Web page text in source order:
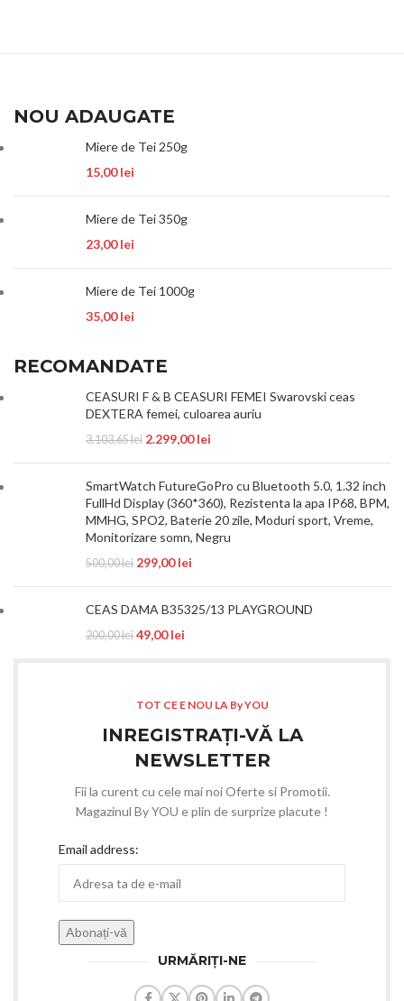
NOU ADAUGATE
Miere de Tei 250g
15,00lei
Miere de Tei 350g
23,00lei
Miere de Tei 1000g
35,00lei
RECOMANDATE
CEASURI F & B CEASURI FEMEI Swarovski ceas
DEXTERA femei, culoarea auriu
3.103,65lei 2.299,00lei
SmartWatch FutureGoPro cu Bluetooth 5.0, 1.32 inch
FullHd Display (360*360), Rezistenta la apa IP68, BPM,
MMHG, SPO2, Baterie 20 zile, Moduri sport, Vreme,
Monitorizare somn, Negru
500,00lei 299,00lei
CEAS DAMA B35325/13 PLAYGROUND
200,00lei 49,00lei
TOT CE E NOU LA By YOU
INREGISTRAȚI-VĂ LA
NEWSLETTER
Fii la curent cu cele mai noi Oferte si Promotii.
Magazinul By YOU e plin de surprize placute !
Email address:
URMĂRIȚI-NE